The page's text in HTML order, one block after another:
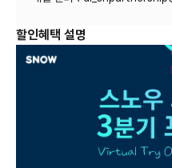
할인혜택 설명